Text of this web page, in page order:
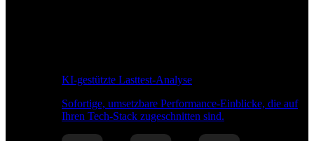
KI-gestützte Lasttest-Analyse
Sofortige, umsetzbare Performance-Einblicke, die auf
Ihren Tech-Stack zugeschnitten sind.